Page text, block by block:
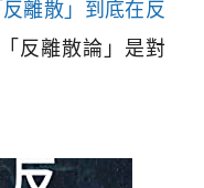
離散」到底在反
反離散論」是對